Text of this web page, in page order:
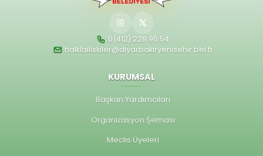
0(412) 228 96 54
halklailiskiler@diyarbakiryenisehir.bel.tr
KURUMSAL
Başkan Yardımcıları
Organizasyon Şeması
Meclis Üyeleri